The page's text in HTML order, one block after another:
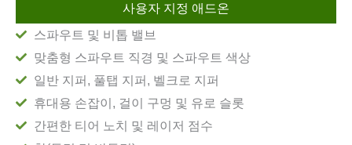
사용자 지정 애드온
스파우트 및 비톱 밸브
맞춤형 스파우트 직경 및 스파우트 색상
일반 지퍼, 풀탭 지퍼, 벨크로 지퍼
휴대용 손잡이, 걸이 구멍 및 유로 슬롯
간편한 티어 노치 및 레이저 점수